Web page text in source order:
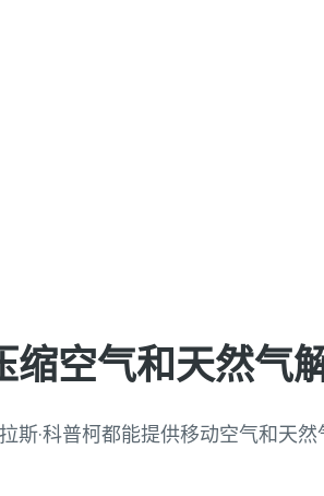
缩空气和天然气
·科普柯都能提供移动空气和天